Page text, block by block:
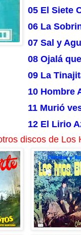
05 El Siete
06 La
07 Sal y
08 Ojalá
09 La
10 Hombre
11 Murió
12 El Lirio
discos de Los